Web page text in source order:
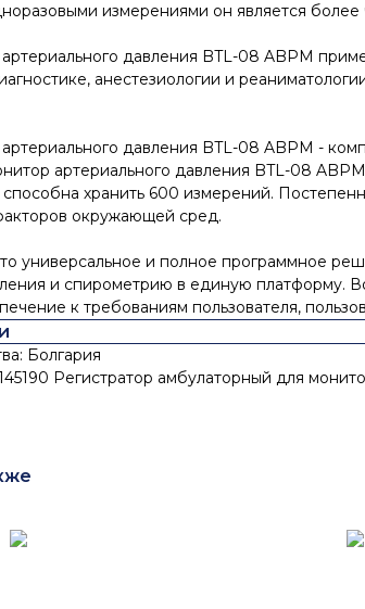
измерениями он является
давления BTL-08 ABPM
анестезиологии и
давления BTL-08 ABPM -
артериального давления BTL-08
способна хранить 600 измерений.
окружающей сред.
универсальное и полное программное
и спирометрию в единую платформу.
к требованиям пользователя,
Болгария
Регистратор амбулаторный для